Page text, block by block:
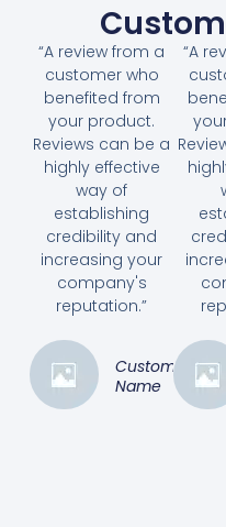
“A review from a
customer who
benefited from
your product.
Reviews can be a
highly effective
way of
establishing
credibility and
increasing your
company's
reputation.”
Customer
Name
“A